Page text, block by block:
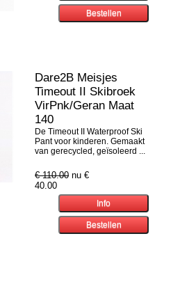
Dare2B Meisjes
Timeout II Skibroek
VirPnk/Geran Maat
140
De Timeout II Waterproof Ski
Pant voor kinderen. Gemaakt
van gerecycled, geïsoleerd ...
€ 110.00 nu €
40.00